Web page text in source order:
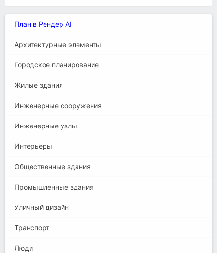
План в Рендер AI
Архитектурные элементы
Городское планирование
Жилые здания
Инженерные сооружения
Инженерные узлы
Интерьеры
Общественные здания
Промышленные здания
Уличный дизайн
Транспорт
Люди